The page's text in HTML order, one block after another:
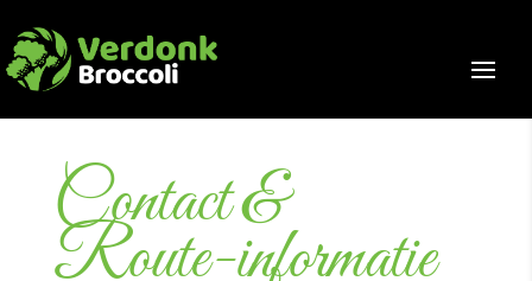
Contact &
Route-informatie